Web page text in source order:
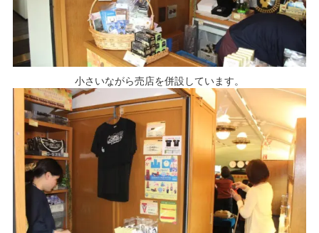
小さいながら売店を併設しています。